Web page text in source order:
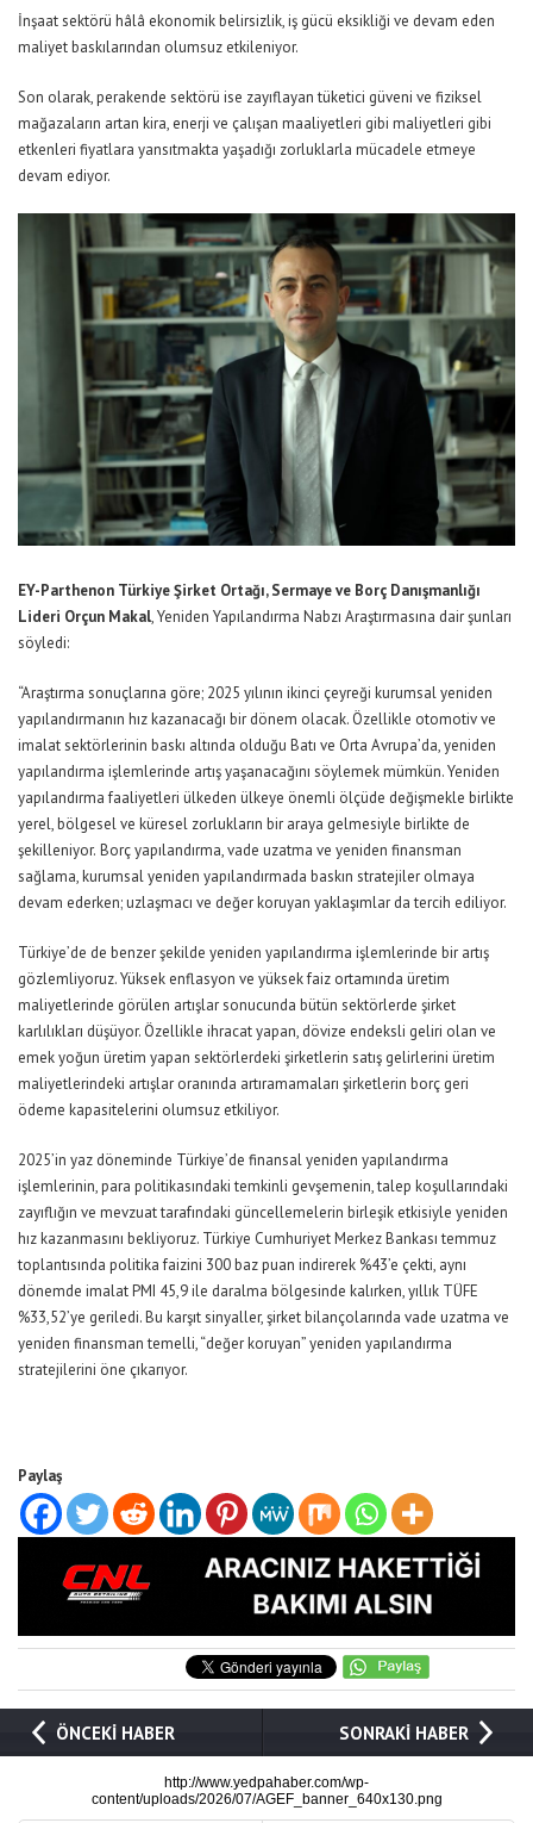
İnşaat sektörü hâlâ ekonomik belirsizlik, iş gücü eksikliği ve devam eden
maliyet baskılarından olumsuz etkileniyor.
Son olarak, perakende sektörü ise zayıflayan tüketici güveni ve fiziksel
mağazaların artan kira, enerji ve çalışan maaliyetleri gibi maliyetleri gibi
etkenleri fiyatlara yansıtmakta yaşadığı zorluklarla mücadele etmeye
devam ediyor.
EY-Parthenon Türkiye Şirket Ortağı, Sermaye ve Borç Danışmanlığı
Lideri Orçun Makal, Yeniden Yapılandırma Nabzı Araştırmasına dair şunları
söyledi:
“Araştırma sonuçlarına göre; 2025 yılının ikinci çeyreği kurumsal yeniden
yapılandırmanın hız kazanacağı bir dönem olacak. Özellikle otomotiv ve
imalat sektörlerinin baskı altında olduğu Batı ve Orta Avrupa’da, yeniden
yapılandırma işlemlerinde artış yaşanacağını söylemek mümkün. Yeniden
yapılandırma faaliyetleri ülkeden ülkeye önemli ölçüde değişmekle birlikte
yerel, bölgesel ve küresel zorlukların bir araya gelmesiyle birlikte de
şekilleniyor. Borç yapılandırma, vade uzatma ve yeniden finansman
sağlama, kurumsal yeniden yapılandırmada baskın stratejiler olmaya
devam ederken; uzlaşmacı ve değer koruyan yaklaşımlar da tercih ediliyor.
Türkiye’de de benzer şekilde yeniden yapılandırma işlemlerinde bir artış
gözlemliyoruz. Yüksek enflasyon ve yüksek faiz ortamında üretim
maliyetlerinde görülen artışlar sonucunda bütün sektörlerde şirket
karlılıkları düşüyor. Özellikle ihracat yapan, dövize endeksli geliri olan ve
emek yoğun üretim yapan sektörlerdeki şirketlerin satış gelirlerini üretim
maliyetlerindeki artışlar oranında artıramamaları şirketlerin borç geri
ödeme kapasitelerini olumsuz etkiliyor.
2025’in yaz döneminde Türkiye’de finansal yeniden yapılandırma
işlemlerinin, para politikasındaki temkinli gevşemenin, talep koşullarındaki
zayıflığın ve mevzuat tarafındaki güncellemelerin birleşik etkisiyle yeniden
hız kazanmasını bekliyoruz. Türkiye Cumhuriyet Merkez Bankası temmuz
toplantısında politika faizini 300 baz puan indirerek %43’e çekti, aynı
dönemde imalat PMI 45,9 ile daralma bölgesinde kalırken, yıllık TÜFE
%33,52’ye geriledi. Bu karşıt sinyaller, şirket bilançolarında vade uzatma ve
yeniden finansman temelli, “değer koruyan” yeniden yapılandırma
stratejilerini öne çıkarıyor.
Paylaş
ÖNCEKİ HABER SONRAKİ HABER
http://www.yedpahaber.com/wp-
content/uploads/2026/07/AGEF_banner_640x130.png